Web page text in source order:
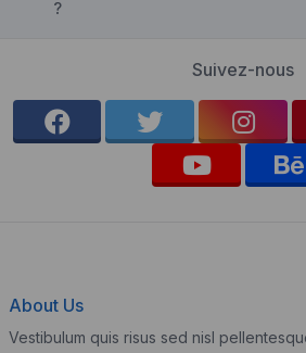
Suivez-nous
About Us
Vestibulum quis risus sed nisl